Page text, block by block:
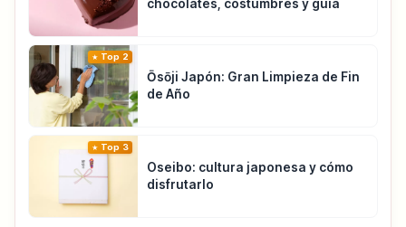
chocolates, costumbres y guía
Top 2
Ōsōji Japón: Gran Limpieza de Fin
de Año
Top 3
Oseibo: cultura japonesa y cómo
disfrutarlo